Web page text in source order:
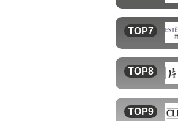
TOP7
TOP8
TOP9